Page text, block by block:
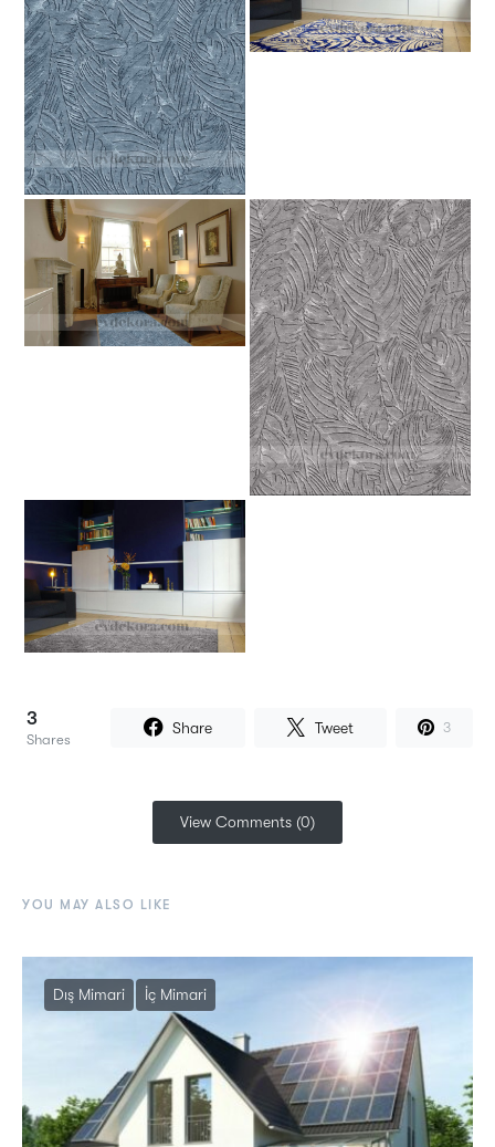
3
Shares
Share Tweet 3
View Comments (0)
YOU MAY ALSO LIKE
Dış Mimari İç Mimari